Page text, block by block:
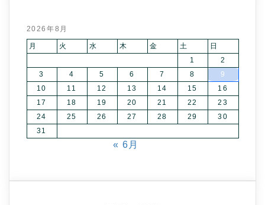
2026年8月
月 火 水 木 金 土
日
1
2
3
4 5 6 7 8
9
10
11 12 13 14 15
16
17
18 19 20 21 22
23
24
25 26 27 28 29
30
31
« 6月